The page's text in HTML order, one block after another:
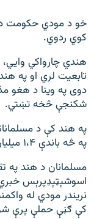
خو د مودي حکومت
کوي ردوي.
هندي چارواکي
تابعیت لري او په
دوی په وینا د هغو
شکنجې څخه تښتي.
په هند کې د
په څه باندې ۱،۴ میلیارد وګړو کې ۲۰۰ میلیونو ته رسېږي.
مسلمانان د هند په
نریندر مودي له
کې ګڼې حملې پرې